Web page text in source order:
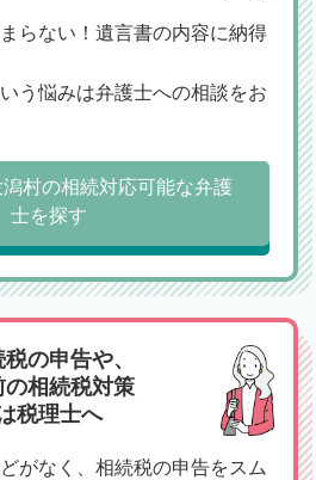
らない！遺言書の内容に納得
う悩みは弁護士への相談をお
村の相続対応可能な弁護
士を探す
の申告や、
の相続税対策
税理士へ
がなく、相続税の申告をスム